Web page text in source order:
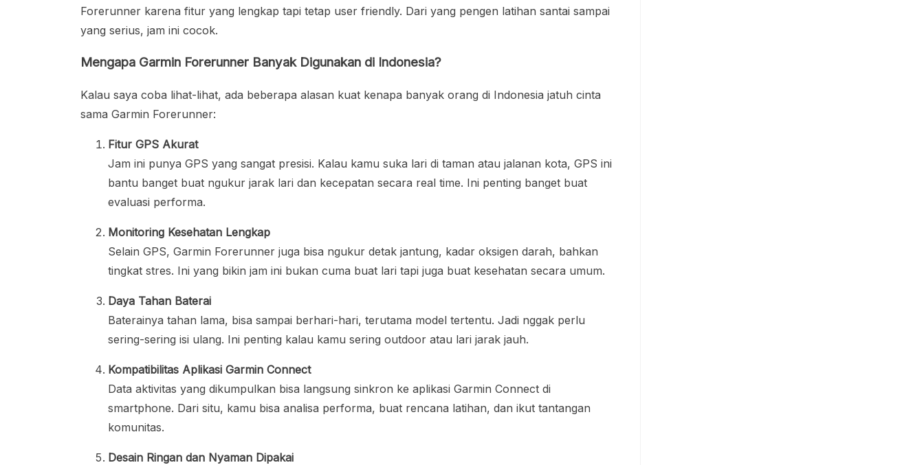
Forerunner karena fitur yang lengkap tapi tetap user friendly. Dari yang pengen latihan santai sampai
yang serius, jam ini cocok.
Mengapa Garmin Forerunner Banyak Digunakan di Indonesia?
Kalau saya coba lihat-lihat, ada beberapa alasan kuat kenapa banyak orang di Indonesia jatuh cinta
sama Garmin Forerunner:
Fitur GPS Akurat
Jam ini punya GPS yang sangat presisi. Kalau kamu suka lari di taman atau jalanan kota, GPS ini
bantu banget buat ngukur jarak lari dan kecepatan secara real time. Ini penting banget buat
evaluasi performa.
Monitoring Kesehatan Lengkap
Selain GPS, Garmin Forerunner juga bisa ngukur detak jantung, kadar oksigen darah, bahkan
tingkat stres. Ini yang bikin jam ini bukan cuma buat lari tapi juga buat kesehatan secara umum.
Daya Tahan Baterai
Baterainya tahan lama, bisa sampai berhari-hari, terutama model tertentu. Jadi nggak perlu
sering-sering isi ulang. Ini penting kalau kamu sering outdoor atau lari jarak jauh.
Kompatibilitas Aplikasi Garmin Connect
Data aktivitas yang dikumpulkan bisa langsung sinkron ke aplikasi Garmin Connect di
smartphone. Dari situ, kamu bisa analisa performa, buat rencana latihan, dan ikut tantangan
komunitas.
Desain Ringan dan Nyaman Dipakai